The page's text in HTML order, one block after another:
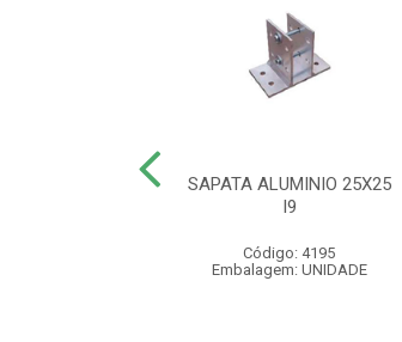
SAPATA ALUMINIO 25X25
I9
Código: 4195
Embalagem: UNIDADE